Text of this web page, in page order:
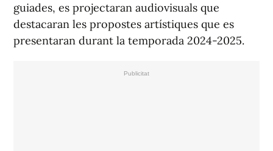
guiades, es projectaran audiovisuals que
destacaran les propostes artístiques que es
presentaran durant la temporada 2024-2025.